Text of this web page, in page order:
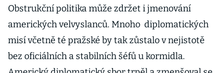
uvolňovat
restrikce
Obstrukční politika může zdržet i jmenování
amerických velvyslanců. Mnoho diplomatických
misí včetně té pražské by tak zůstalo v nejistotě
bez oficiálních a stabilních šéfů u kormidla.